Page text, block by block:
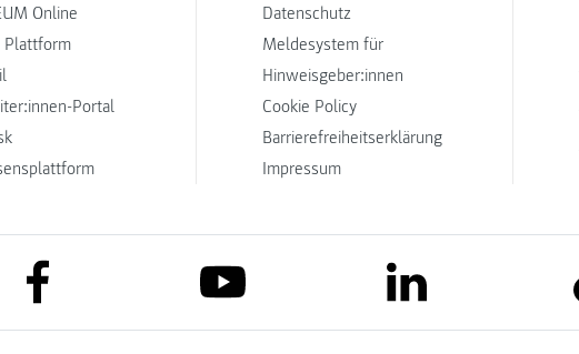
Online
Portal
Datenschutz
Meldesystem für
Hinweisgeber:innen
Cookie Policy
Barrierefreiheitserklärung
Impressum
link to facebook link to youtube link to linkedin